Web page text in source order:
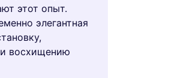
этот опыт.
элегантная
восхищению